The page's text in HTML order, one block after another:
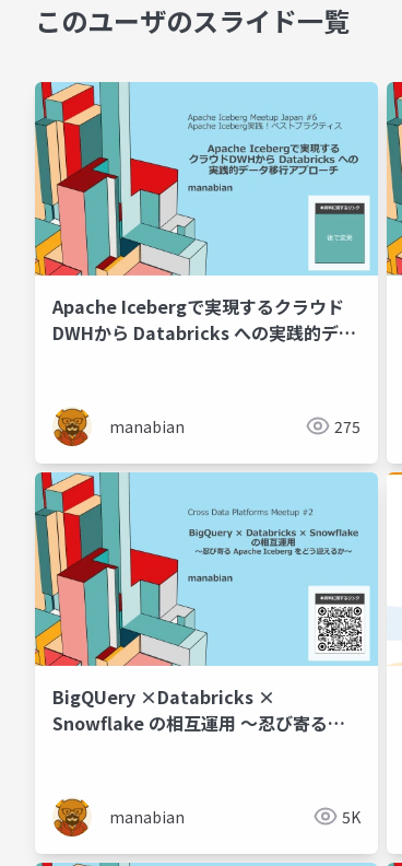
このユーザのスライド一覧
Apache Icebergで実現するクラウド
DWHから Databricks への実践的デー
manabian 275
BigQUery ×Databricks ×
Snowflake の相互運用 ～忍び寄る
manabian 5K